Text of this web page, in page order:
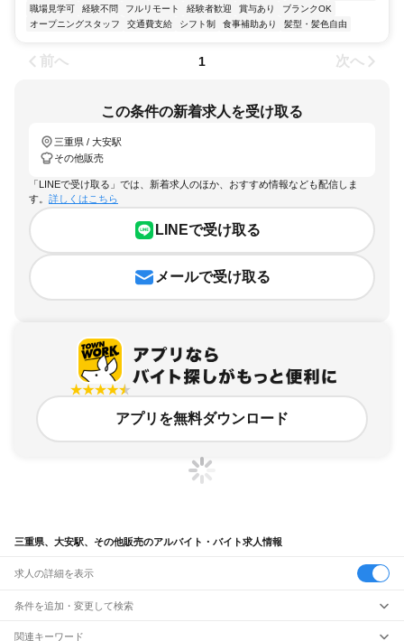
職場見学可
経験不問 フルリモート 経験者歓迎 賞与あり
ブランクOK
オープニングスタッフ
交通費支給 シフト制 食事補助あり 髪型・髪色自由
前へ 1 次へ
この条件の新着求人を受け取る
三重県 / 大安駅
その他販売
「LINEで受け取る」では、新着求人のほか、おすすめ情報なども配信しま
す。 詳しくはこちら
LINEで受け取る
メールで受け取る
アプリを無料ダウンロード
三重県、大安駅、その他販売のアルバイト・バイト求人情報
求人の詳細を表示
条件を追加・変更して検索
市区町村を追加・変更
関連キーワード